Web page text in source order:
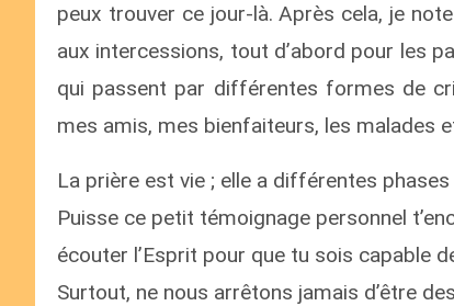
peux trouver ce jour-là. Après cela, je
aux intercessions, tout d’abord pour les
qui passent par différentes formes de
mes amis, mes bienfaiteurs, les malades
La prière est vie ; elle a différentes
Puisse ce petit témoignage personnel
écouter l’Esprit pour que tu sois capable
Surtout, ne nous arrêtons jamais d’être